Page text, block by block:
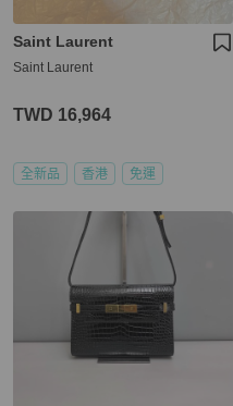
Saint Laurent
Saint Laurent
TWD 16,964
全新品 香港 免運